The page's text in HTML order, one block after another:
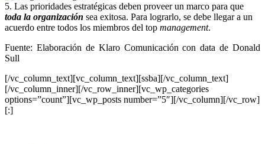
5. Las prioridades estratégicas deben proveer un marco para que
toda la organización sea exitosa. Para lograrlo, se debe llegar a un
acuerdo entre todos los miembros del top management.
Fuente: Elaboración de Klaro Comunicación con data de Donald
Sull
[/vc_column_text][vc_column_text][ssba][/vc_column_text]
[/vc_column_inner][/vc_row_inner][vc_wp_categories
options=”count”][vc_wp_posts number=”5″][/vc_column][/vc_row]
[:]